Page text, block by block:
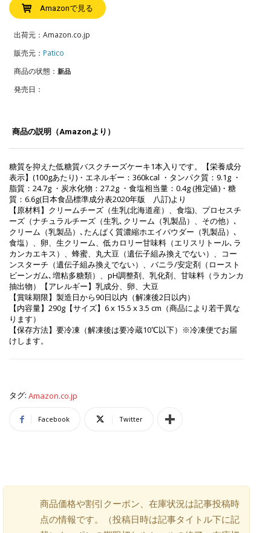
Amazonで見る
出荷元：Amazon.co.jp
販売元： Patico
商品の状態： 新品
発売日：
商品の説明（Amazonより）
糖質を抑えた低糖質バスクチーズケーキ1本入りです。【栄養成分
表示】(100gあたり)・エネルギー：360kcal ・タンパク質：9.1g ・
脂質：24.7g ・炭水化物：27.2g ・食塩相当量：0.4g (推定値)・糖
質：6.6g(日本食品標準成分表2020年版 八訂)より
【原材料】クリームチーズ（生乳(北海道産）、食塩)、プロセスチ
ーズ（ナチュラルチーズ（生乳､クリーム（乳製品）、その他）､
クリーム（乳製品）､たんぱく質濃縮ホエイパウダー（乳製品）､
食塩）、卵、生クリーム、低カロリー甘味料（エリスリトール､ラ
カンカエキス）、蜂蜜、丸大豆（遺伝子組み換えでない）、コー
ンスターチ（遺伝子組み換えでない）、バニラ/安定剤（ロースト
ビーンガム､増粘多糖類）、pH調整剤、乳化剤、甘味料（ラカンカ
抽出物）【アレルギー】乳成分、卵、大豆
【賞味期限】製造日から90日以内（解凍後2日以内）
【内容量】‎290g【サイズ】6 x 15.5 x 3.5 cm（商品により若干異な
ります）
【保存方法】要冷凍（解凍後は要冷蔵10℃以下）※冷凍便でお届
けします。
タグ: Amazon.co.jp
Facebook Twitter
商品価格や割引クーポン、在庫状況は記事投稿時
点の情報です。（投稿日時は記事タイトル下に記